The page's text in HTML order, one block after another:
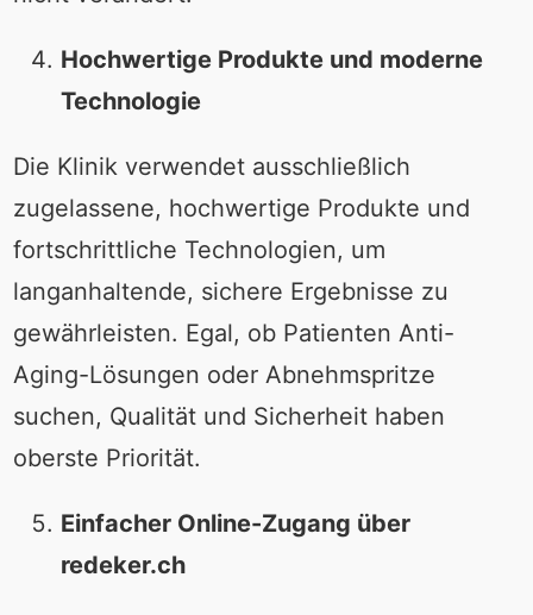
Hochwertige Produkte und moderne
Technologie
Die Klinik verwendet ausschließlich
zugelassene, hochwertige Produkte und
fortschrittliche Technologien, um
langanhaltende, sichere Ergebnisse zu
gewährleisten. Egal, ob Patienten Anti-
Aging-Lösungen oder Abnehmspritze
suchen, Qualität und Sicherheit haben
oberste Priorität.
Einfacher Online-Zugang über
redeker.ch